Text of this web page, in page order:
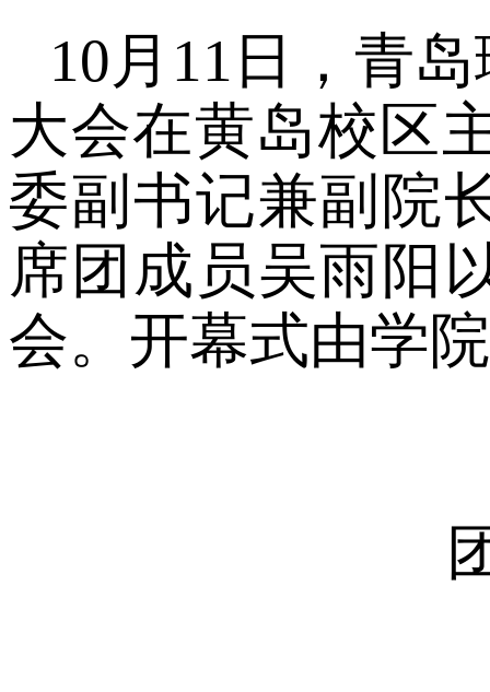
10月11日，青
大会在黄岛校区
委副书记兼副院
席团成员吴雨阳
会。开幕式由学